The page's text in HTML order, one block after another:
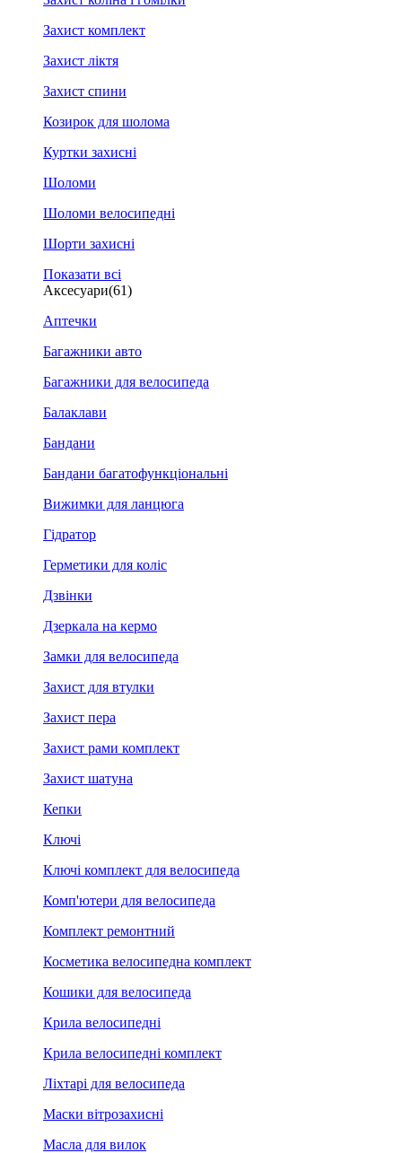
Захист комплект
Захист ліктя
Захист спини
Козирок для шолома
Куртки захисні
Шоломи
Шоломи велосипедні
Шорти захисні
Показати всі
Аксесуари(61)
Аптечки
Багажники авто
Багажники для велосипеда
Балаклави
Бандани
Бандани багатофункціональні
Вижимки для ланцюга
Гідратор
Герметики для коліс
Дзвінки
Дзеркала на кермо
Замки для велосипеда
Захист для втулки
Захист пера
Захист рами комплект
Захист шатуна
Кепки
Ключі
Ключі комплект для велосипеда
Комп'ютери для велосипеда
Комплект ремонтний
Косметика велосипедна комплект
Кошики для велосипеда
Крила велосипедні
Крила велосипедні комплект
Ліхтарі для велосипеда
Маски вітрозахисні
Масла для вилок